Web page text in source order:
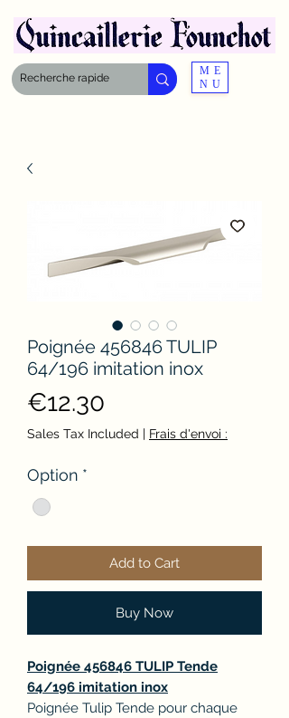
ME
NU
Poignée 456846 TULIP
64/196 imitation inox
€12.30
Sales Tax Included | Frais d'envoi :
Option *
Add to Cart
Buy Now
Poignée 456846 TULIP Tende
64/196 imitation inox
Poignée Tulip Tende pour chaque